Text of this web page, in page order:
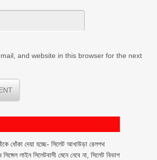
and website in this browser for the next
ধোঁকা দেয়া হচ্ছে- সিলেট আখাউড়া রেলপথ
লাইন সিলেটবাসী মেনে নেবে না, সিলেট বিভাগ